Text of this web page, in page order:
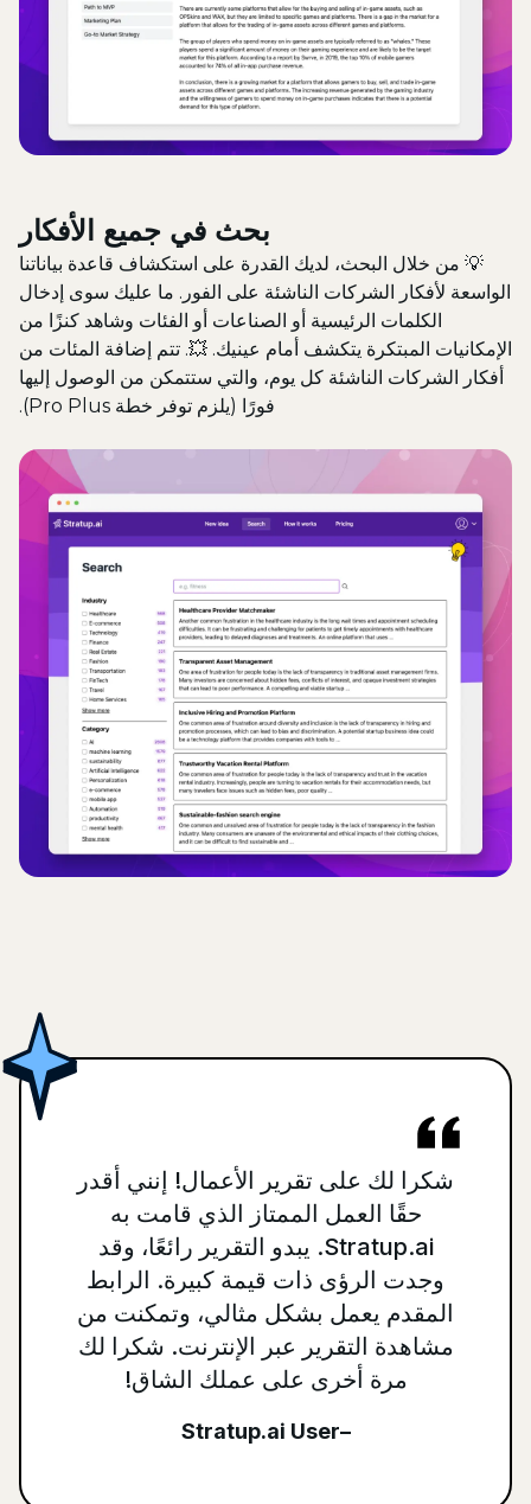
بحث في جميع الأفكار
💡 من خلال البحث، لديك القدرة على استكشاف قاعدة بياناتنا
الواسعة لأفكار الشركات الناشئة على الفور. ما عليك سوى إدخال
الكلمات الرئيسية أو الصناعات أو الفئات وشاهد كنزًا من
الإمكانيات المبتكرة يتكشف أمام عينيك. 💥. تتم إضافة المئات من
أفكار الشركات الناشئة كل يوم، والتي ستتمكن من الوصول إليها
فورًا (يلزم توفر خطة Pro Plus).
شكرا لك على تقرير الأعمال! إنني أقدر
حقًا العمل الممتاز الذي قامت به
Stratup.ai. يبدو التقرير رائعًا، وقد
وجدت الرؤى ذات قيمة كبيرة. الرابط
المقدم يعمل بشكل مثالي، وتمكنت من
مشاهدة التقرير عبر الإنترنت. شكرا لك
مرة أخرى على عملك الشاق!
–Stratup.ai User